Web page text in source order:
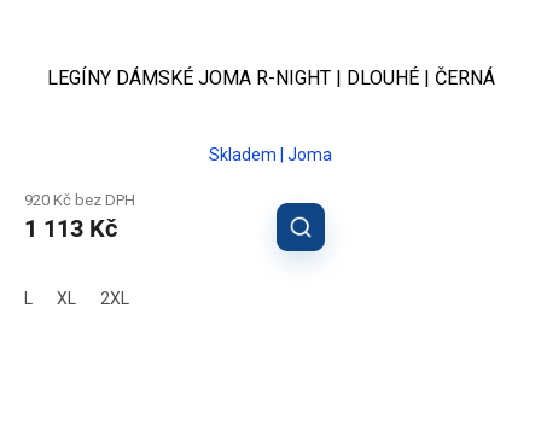
LEGÍNY DÁMSKÉ JOMA R-NIGHT | DLOUHÉ | ČERNÁ
Skladem | Joma
920 Kč bez DPH
1 113 Kč
XL 2XL